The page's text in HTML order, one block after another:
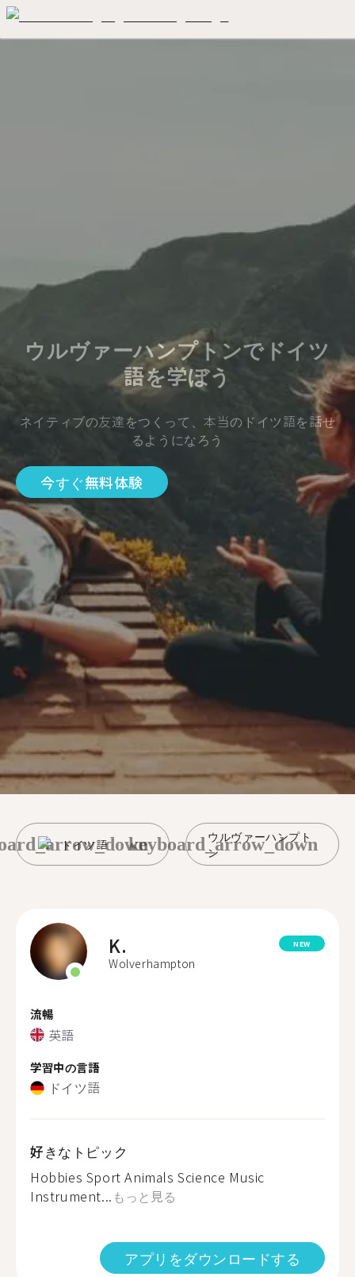
ウルヴァーハンプトンでドイツ
語を学ぼう
ネイティブの友達をつくって、本当のドイツ語を話せ
るようになろう
今すぐ無料体験
ドイツ語
ウルヴァーハンプト
ン
keyboard_arrow_down
K.
Wolverhampton
NEW
流暢
英語
学習中の言語
ドイツ語
好きなトピック
Hobbies Sport Animals Science Music
Instrument... もっと見る
アプリをダウンロードする